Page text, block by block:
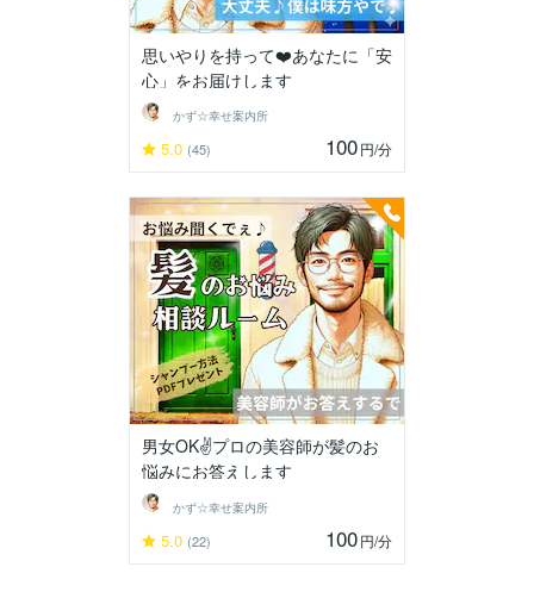
思いやりを持って❤️あなたに「安
心」をお届けします
かず☆幸せ案内所
5.0 (45) 100円/分
男女OK✌️プロの美容師が髪のお
悩みにお答えします
かず☆幸せ案内所
5.0 (22) 100円/分